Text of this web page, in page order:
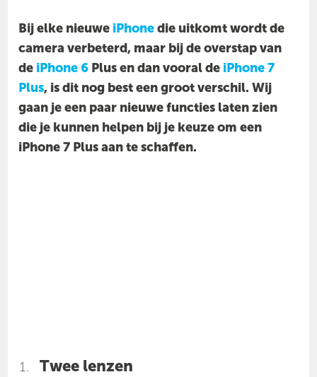
Bij elke nieuwe iPhonedie uitkomt wordt de
camera verbeterd, maar bij de overstap van
de iPhone 6 Plus en dan vooral de iPhone 7
Plus, is dit nog best een groot verschil. Wij
gaan je een paar nieuwe functies laten zien
die je kunnen helpen bij je keuze om een
iPhone 7 Plus aan te schaffen.
Twee lenzen